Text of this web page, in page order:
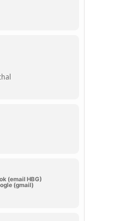
(email HBG)
(gmail)